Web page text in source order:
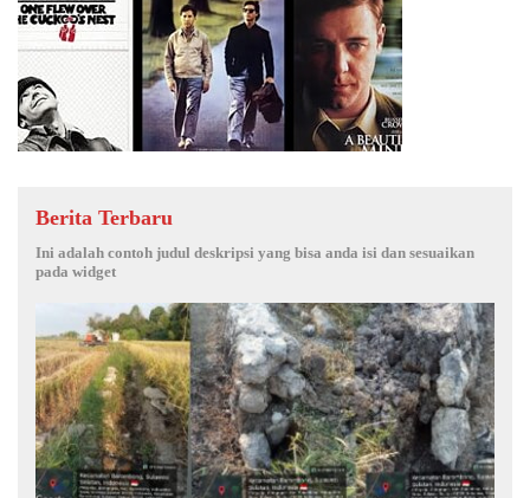
Berita Terbaru
Ini adalah contoh judul deskripsi yang bisa anda isi dan sesuaikan
pada widget